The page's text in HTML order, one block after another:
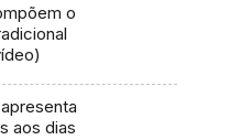
o
aos dias